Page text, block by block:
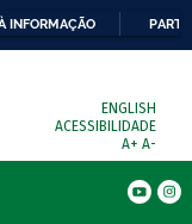
INFORMAÇÃO
ENGLISH
ACESSIBILIDADE
A+ A-